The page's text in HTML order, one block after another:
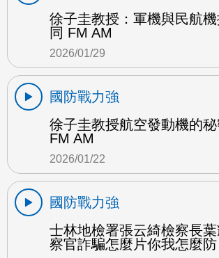
徐子圭教授：軍機與民航
同 FM AM
2026/01/29
國防戰力強
徐子圭教授航空發動機的
FM AM
2026/01/22
國防戰力強
士林地檢署張云綺檢察長
察官詐騙怎麼片你我怎麼